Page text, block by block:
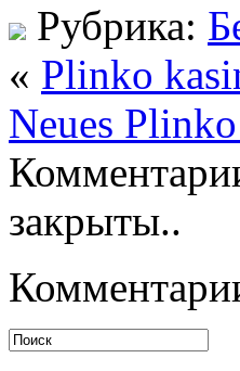
Рубрика:
« Plinko
Neues
закрыты..